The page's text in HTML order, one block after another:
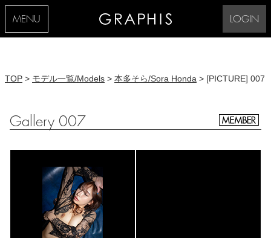
MENU LOGIN
TOP > モデル一覧/Models > 本多そら/Sora Honda > [PICTURE] 007
Gallery 007